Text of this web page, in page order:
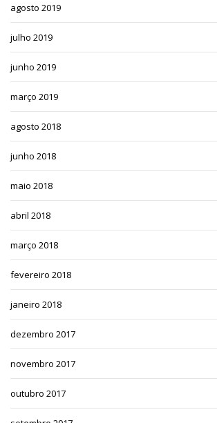
agosto 2019
julho 2019
junho 2019
março 2019
agosto 2018
junho 2018
maio 2018
abril 2018
março 2018
fevereiro 2018
janeiro 2018
dezembro 2017
novembro 2017
outubro 2017